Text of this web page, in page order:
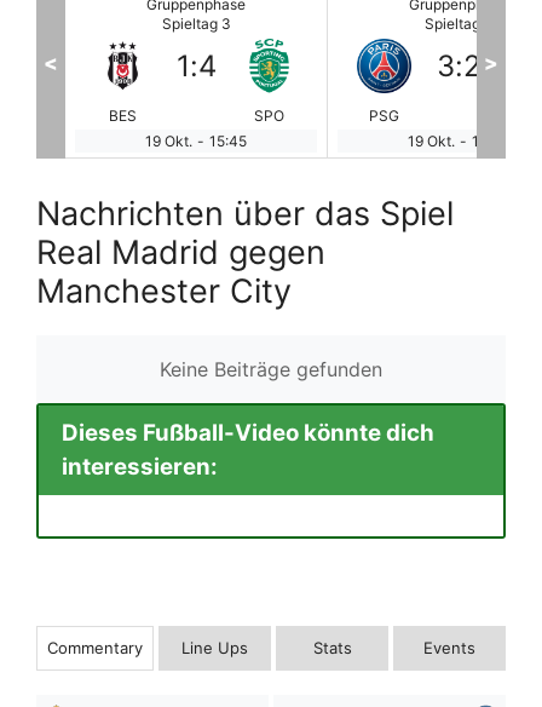
Gruppenphase
Spieltag 3
PSG
3:2
RBL
19 Okt. - 18:00
Gruppenphase
Spieltag 3
ATL
2:3
19 Okt. - 18:00
< >
Nachrichten über das Spiel
Real Madrid gegen
Manchester City
Keine Beiträge gefunden
Dieses Fußball-Video könnte dich
interessieren:
Commentary Line Ups Stats Events